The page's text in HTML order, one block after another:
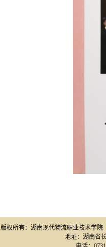
版权所有：湖南现代物流职业技术学
地址：湖南省